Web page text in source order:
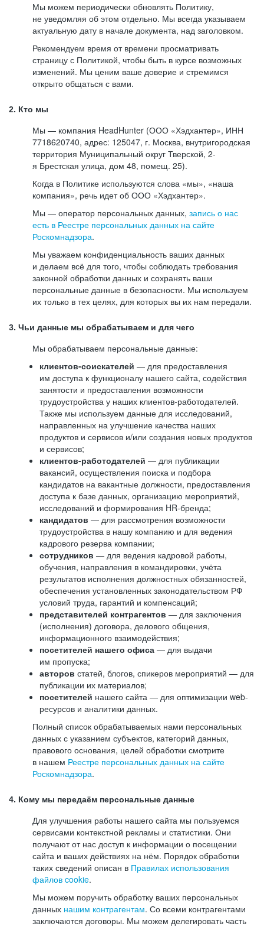
Мы можем периодически обновлять Политику,
не уведомляя об этом отдельно. Мы всегда указываем
актуальную дату в начале документа, над заголовком.
Рекомендуем время от времени просматривать
страницу с Политикой, чтобы быть в курсе возможных
изменений. Мы ценим ваше доверие и стремимся
открыто общаться с вами.
2. Кто мы
Мы — компания HeadHunter (ООО «Хэдхантер», ИНН
7718620740, адрес: 125047, г. Москва, внутригородская
территория Муниципальный округ Тверской, 2-
я Брестская улица, дом 48, помещ. 25).
Когда в Политике используются слова «мы», «наша
компания», речь идет об ООО «Хэдхантер».
Мы — оператор персональных данных, запись о нас
есть в Реестре персональных данных на сайте
Роскомнадзора.
Мы уважаем конфиденциальность ваших данных
и делаем всё для того, чтобы соблюдать требования
законной обработки данных и сохранять ваши
персональные данные в безопасности. Мы используем
их только в тех целях, для которых вы их нам передали.
3. Чьи данные мы обрабатываем и для чего
Мы обрабатываем персональные данные:
клиентов-соискателей — для предоставления
им доступа к функционалу нашего сайта, содействия
занятости и предоставления возможности
трудоустройства у наших клиентов-работодателей.
Также мы используем данные для исследований,
направленных на улучшение качества наших
продуктов и сервисов и/или создания новых продуктов
и сервисов;
клиентов-работодателей — для публикации
вакансий, осуществления поиска и подбора
кандидатов на вакантные должности, предоставления
доступа к базе данных, организацию мероприятий,
исследований и формирования HR-бренда;
кандидатов — для рассмотрения возможности
трудоустройства в нашу компанию и для ведения
кадрового резерва компании;
сотрудников — для ведения кадровой работы,
обучения, направления в командировки, учёта
результатов исполнения должностных обязанностей,
обеспечения установленных законодательством РФ
условий труда, гарантий и компенсаций;
представителей контрагентов — для заключения
(исполнения) договора, делового общения,
информационного взаимодействия;
посетителей нашего офиса — для выдачи
им пропуска;
авторов статей, блогов, спикеров мероприятий — для
публикации их материалов;
посетителей нашего сайта — для оптимизации web-
ресурсов и аналитики данных.
Полный список обрабатываемых нами персональных
данных с указанием субъектов, категорий данных,
правового основания, целей обработки смотрите
в нашем Реестре персональных данных на сайте
Роскомнадзора.
4. Кому мы передаём персональные данные
Для улучшения работы нашего сайта мы пользуемся
сервисами контекстной рекламы и статистики. Они
получают от нас доступ к информации о посещении
сайта и ваших действиях на нём. Порядок обработки
таких сведений описан в Правилах использования
файлов cookie.
Мы можем поручить обработку ваших персональных
данных нашим контрагентам. Со всеми контрагентами
заключаются договоры. Мы можем делегировать часть